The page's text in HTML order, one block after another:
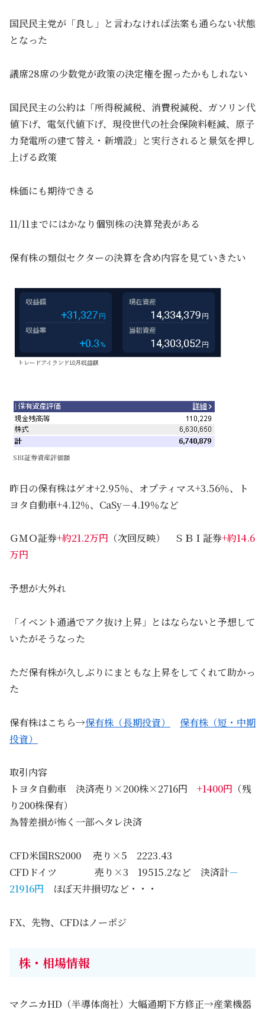
国民民主党が「良し」と言わなければ法案も通らない状態
となった
議席28席の少数党が政策の決定権を握ったかもしれない
国民民主の公約は「所得税減税、消費税減税、ガソリン代
値下げ、電気代値下げ、現役世代の社会保険料軽減、原子
力発電所の建て替え・新増設」と実行されると景気を押し
上げる政策
株価にも期待できる
11/11までにはかなり個別株の決算発表がある
保有株の類似セクターの決算を含め内容を見ていきたい
SBI証券資産評価額
昨日の保有株はゲオ+2.95％、オプティマス+3.56％、ト
ヨタ自動車+4.12％、CaSy－4.19％など
ＧＭＯ証券+約21.2万円 （次回反映） ＳＢＩ証券+約14.6
万円
予想が大外れ
「イベント通過でアク抜け上昇」とはならないと予想して
いたがそうなった
ただ保有株が久しぶりにまともな上昇をしてくれて助かっ
た
保有株はこちら→保有株（長期投資）
保有株（短・中期
投資）
取引内容
トヨタ自動車 決済売り×200株×2716円 +1400円 （残
り200株保有）
為替差損が怖く一部ヘタレ決済
CFD米国RS2000 売り×5 2223.43
CFDドイツ 売り×3 19515.2など 決済計－
21916円 ほぼ天井損切など・・・
FX、先物、CFDはノーポジ
株・相場情報
マクニカHD（半導体商社）大幅通期下方修正→産業機器